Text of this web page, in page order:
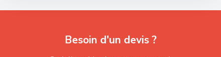
Besoin d'un devis ?